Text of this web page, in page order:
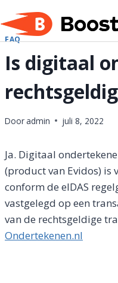
naar
inhoud
FAQ
Is digitaal
Dooradmin juli 8, 2022
Ja. Digitaal
(product van Evidos) is
conform de eIDAS
vastgelegd op een
van de rechtsgeldige
Ondertekenen.nl